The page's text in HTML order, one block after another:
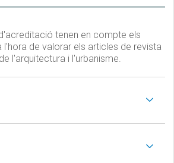
tenen en compte els
l'hora de valorar els articles de revista
l'arquitectura i l'urbanisme.